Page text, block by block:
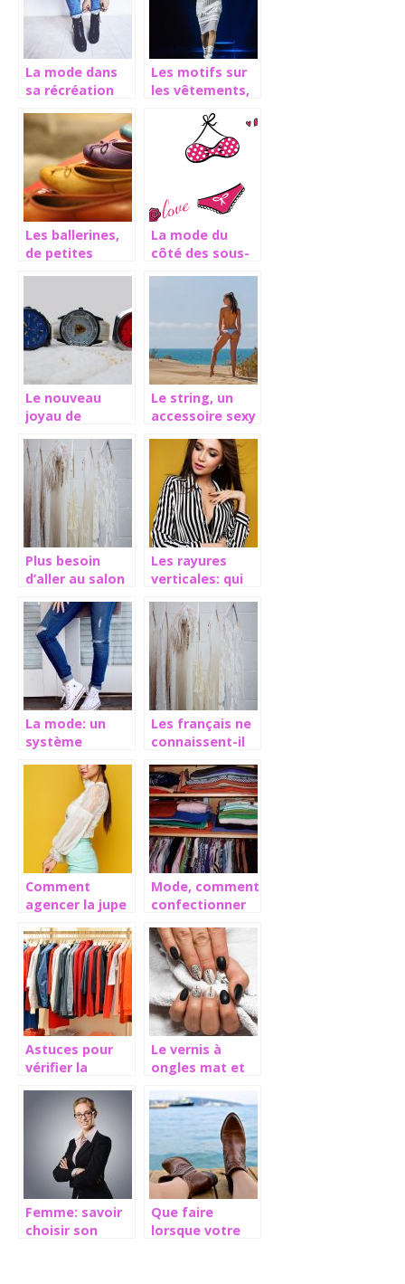
La mode dans
sa récréation
Les motifs sur
les vêtements,
créativité
Les ballerines,
de petites
La mode du
côté des sous-
Le nouveau
joyau de
mondiale, la
montre Richard
Mille
Le string, un
accessoire sexy
Plus besoin
d’aller au salon
votre vernigel!
Les rayures
verticales: qui
porter?
La mode: un
système
culturelles
Les français ne
connaissent-il
leurs tailles?
Comment
agencer la jupe
tendance?
Mode, comment
confectionner
robe ?
Astuces pour
vérifier la
d’un vêtement!
Le vernis à
ongles mat et
permanente
Femme: savoir
choisir son
Que faire
lorsque votre